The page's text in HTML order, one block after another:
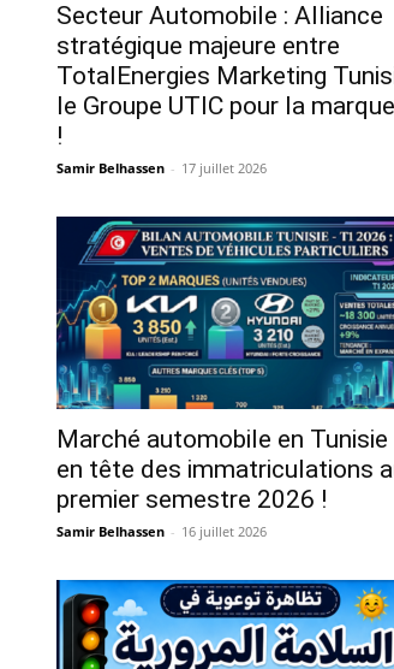
Secteur Automobile : Alliance
stratégique majeure entre
TotalEnergies Marketing
le Groupe UTIC pour la
!
Samir Belhassen - 17 juillet 2026
Marché automobile en Tunisie
en tête des immatriculations
premier semestre 2026 !
Samir Belhassen - 16 juillet 2026